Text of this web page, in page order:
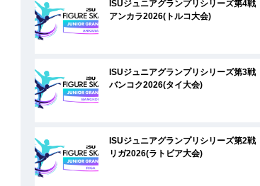
ISUジュニアグランプリシリーズ第4戦
アンカラ2026(トルコ大会)
ISUジュニアグランプリシリーズ第3戦
バンコク2026(タイ大会)
ISUジュニアグランプリシリーズ第2戦
リガ2026(ラトビア大会)